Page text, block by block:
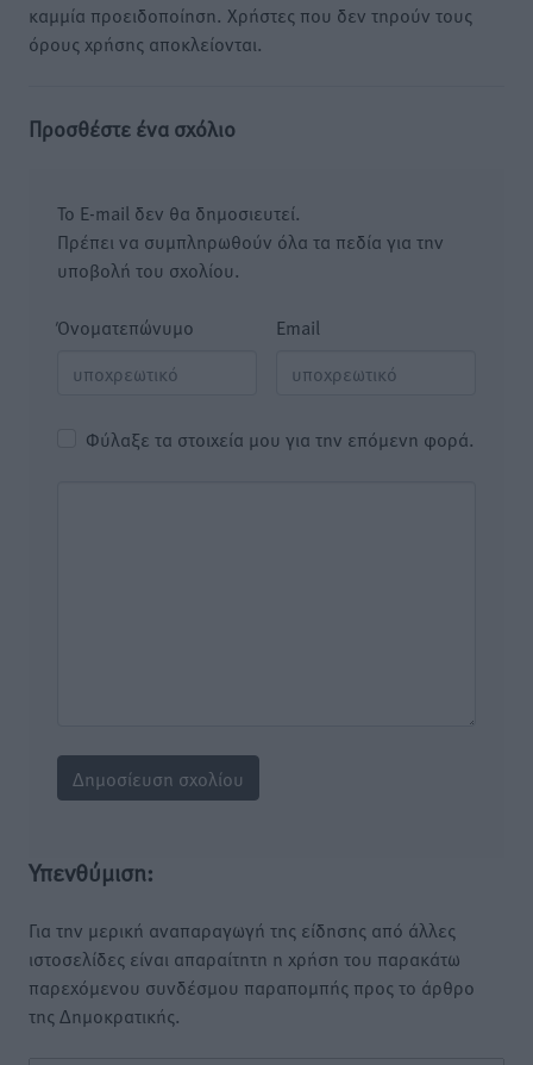
καμμία προειδοποίηση. Χρήστες που δεν τηρούν τους
όρους χρήσης αποκλείονται.
Προσθέστε ένα σχόλιο
Το E-mail δεν θα δημοσιευτεί.
Πρέπει να συμπληρωθούν όλα τα πεδία για την
υποβολή του σχολίου.
Όνοματεπώνυμο Email
Φύλαξε τα στοιχεία μου για την επόμενη φορά.
Υπενθύμιση:
Για την μερική αναπαραγωγή της είδησης από άλλες
ιστοσελίδες είναι απαραίτητη η χρήση του παρακάτω
παρεχόμενου συνδέσμου παραπομπής προς το άρθρο
της Δημοκρατικής.